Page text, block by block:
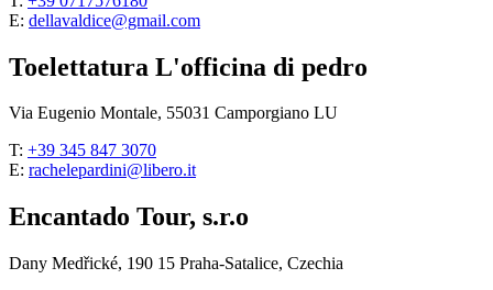
E: dellavaldice@gmail.com
Toelettatura L'officina di pedro
Via Eugenio Montale, 55031 Camporgiano LU
T: +39 345 847 3070
E: rachelepardini@libero.it
Encantado Tour, s.r.o
Dany Medřické, 190 15 Praha-Satalice, Czechia